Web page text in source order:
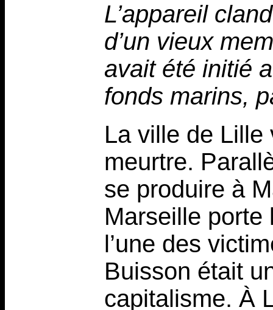
L’appareil
d’un vieux
avait été initié
fonds marins,
La ville de
meurtre.
se produire à
Marseille porte
l’une des
Buisson était
capitalisme. À